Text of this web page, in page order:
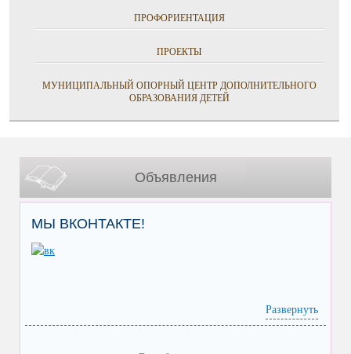
ПРОФОРИЕНТАЦИЯ
ПРОЕКТЫ
МУНИЦИПАЛЬНЫЙ ОПОРНЫЙ ЦЕНТР ДОПОЛНИТЕЛЬНОГО
ОБРАЗОВАНИЯ ДЕТЕЙ
Объявления
МЫ ВКОНТАКТЕ!
Развернуть